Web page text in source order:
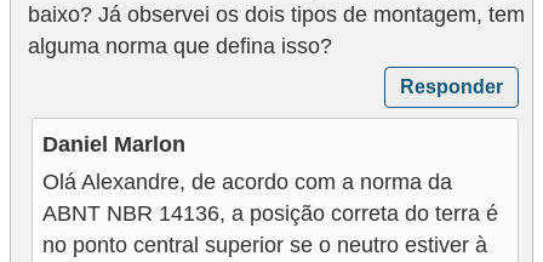
baixo? Já observei os dois tipos de montagem, tem
alguma norma que defina isso?
Responder
Daniel Marlon
Olá Alexandre, de acordo com a norma da
ABNT NBR 14136, a posição correta do terra é
no ponto central superior se o neutro estiver à